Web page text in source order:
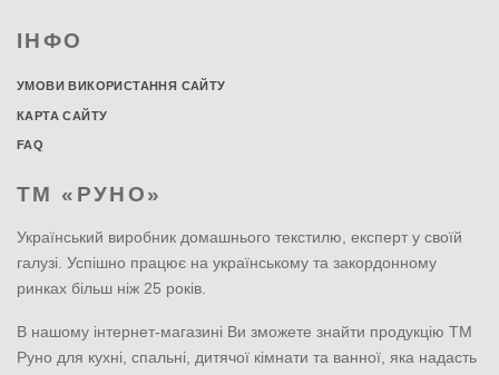
ІНФО
УМОВИ ВИКОРИСТАННЯ САЙТУ
КАРТА САЙТУ
FAQ
ТМ «РУНО»
Український виробник домашнього текстилю, експерт у своїй
галузі. Успішно працює на українському та закордонному
ринках більш ніж 25 років.
В нашому інтернет-магазині Ви зможете знайти продукцію ТМ
Руно для кухні, спальні, дитячої кімнати та ванної, яка надасть